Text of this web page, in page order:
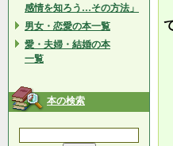
感情を知ろう…その方法」
男女・恋愛の本一覧
愛・夫婦・結婚の本
一覧
本の検索